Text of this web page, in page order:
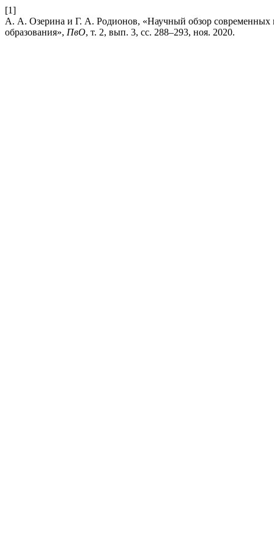
[1]
А. А. Озерина и Г. А. Родионов, «Научный обзор современных
образования», ПвО, т. 2, вып. 3, сс. 288–293, ноя. 2020.